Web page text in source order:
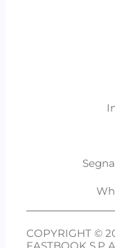
COPYRIGHT ©